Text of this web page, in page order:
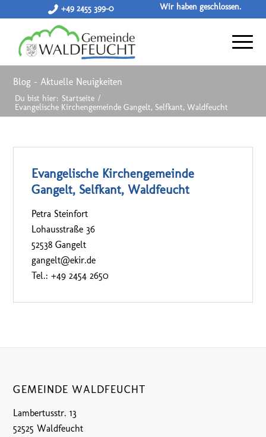
+49 2455 399-0 Wir haben geschlossen.
Blog - Aktuelle Neuigkeiten
Du bist hier: Startseite /
Evangelische Kirchengemeinde Gangelt, Selfkant, Waldfeucht
Evangelische Kirchengemeinde
Gangelt, Selfkant, Waldfeucht
Petra Steinfort
Lohausstraße 36
52538 Gangelt
gangelt@ekir.de
Tel.: +49 2454 2650
GEMEINDE WALDFEUCHT
Lambertusstr. 13
52525 Waldfeucht